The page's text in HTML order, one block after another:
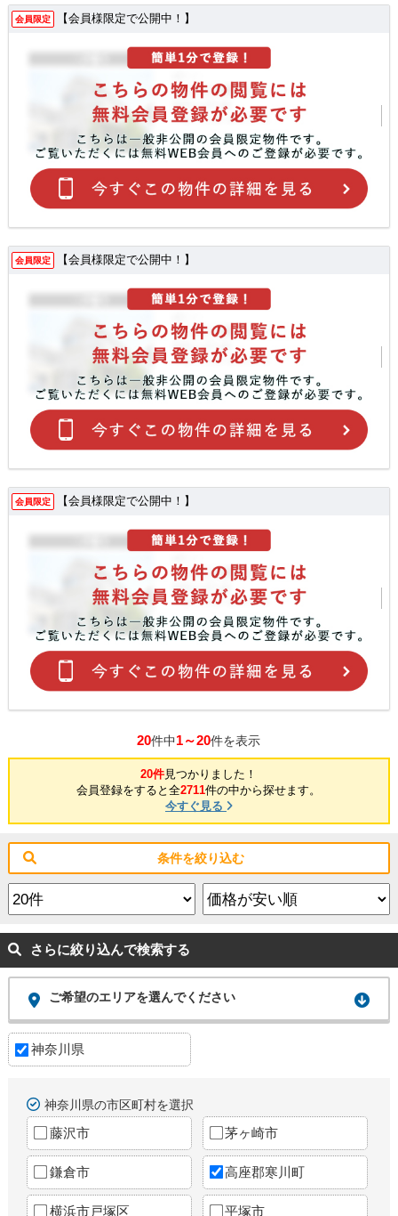
会員限定 【会員様限定で公開中！】
会員限定 【会員様限定で公開中！】
会員限定 【会員様限定で公開中！】
20件中1～20件を表示
20件見つかりました！
会員登録をすると全2711件の中から探せます。
今すぐ見る
条件を絞り込む
さらに絞り込んで検索する
ご希望のエリアを選んでください
神奈川県
神奈川県の市区町村を選択
藤沢市 茅ヶ崎市
鎌倉市 高座郡寒川町
横浜市戸塚区 平塚市